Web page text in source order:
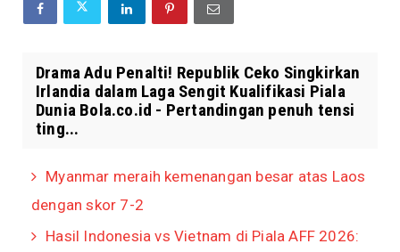
Drama Adu Penalti! Republik Ceko Singkirkan
Irlandia dalam Laga Sengit Kualifikasi Piala
Dunia Bola.co.id - Pertandingan penuh tensi
ting...
Myanmar meraih kemenangan besar atas Laos
dengan skor 7-2
Hasil Indonesia vs Vietnam di Piala AFF 2026: